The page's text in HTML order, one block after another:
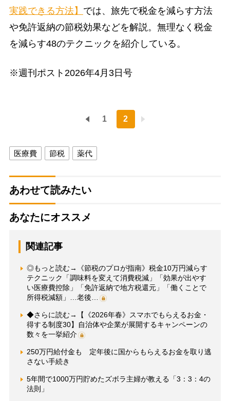
実践できる方法】 では、旅先で税金を減らす方法
や免許返納の節税効果などを解説。無理なく税金
を減らす48のテクニックを紹介している。
※週刊ポスト2026年4月3日号
1 2
医療費 節税 薬代
あわせて読みたい
あなたにオススメ
関連記事
◎もっと読む→《節税のプロが指南》税金10万円減らす
テクニック「調味料を変えて消費税減」「効果が出やす
い医療費控除」「免許返納で地方税還元」「働くことで
所得税減額」…老後…
◆さらに読む→【《2026年春》スマホでもらえるお金・
得する制度30】自治体や企業が展開するキャンペーンの
数々を一挙紹介
250万円給付金も 定年後に国からもらえるお金を取り逃
さない手続き
5年間で1000万円貯めたズボラ主婦が教える「3：3：4の
法則」